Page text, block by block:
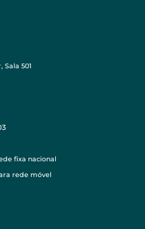
Sala 501
fixa nacional
rede móvel